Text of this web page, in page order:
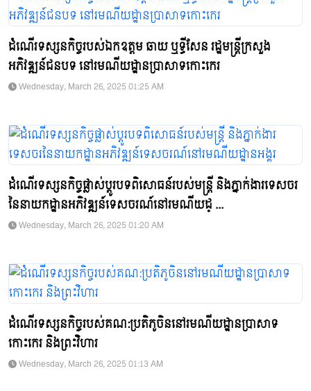
ដំណើរទស្សនកិច្ចរបស់ឯកឧត្តម ឆាយ ឬទ្ធីសែន រដ្ឋមន្រ្តីក្រសួង
អភិវឌ្ឍន៍ជនបទ នៅរមណីយដ្ឋានប្រាសាទកោះកេរ
Wednesday, March 26, 2025 01:25 AM
ដំណើរទស្សនកិច្ចផ្លាស់ប្តូរបទពិសោធន៍របស់មន្រ្តី និងភ្នាក់ងារទេសចរ
នៃនាយកដ្ឋានអភិវឌ្ឍន៍ទេសចរណ៍នៅរមណីយដ្ ...
Wednesday, March 26, 2025 01:20 AM
ដំណើរទស្សនកិច្ចរបស់គណ:ប្រតិភូចិននៅរមណីយដ្ឋានប្រាសាទ
កោះកេរ និងព្រះវិហារ
Wednesday, March 26, 2025 01:13 AM